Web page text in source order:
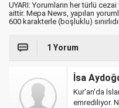
UYARI: Yorumların her türlü
aittir. Mepa News, yapılan
600 karakterle (boşluklu)
1 Yorum
İsa
Kur'an'da
emrediliyor.